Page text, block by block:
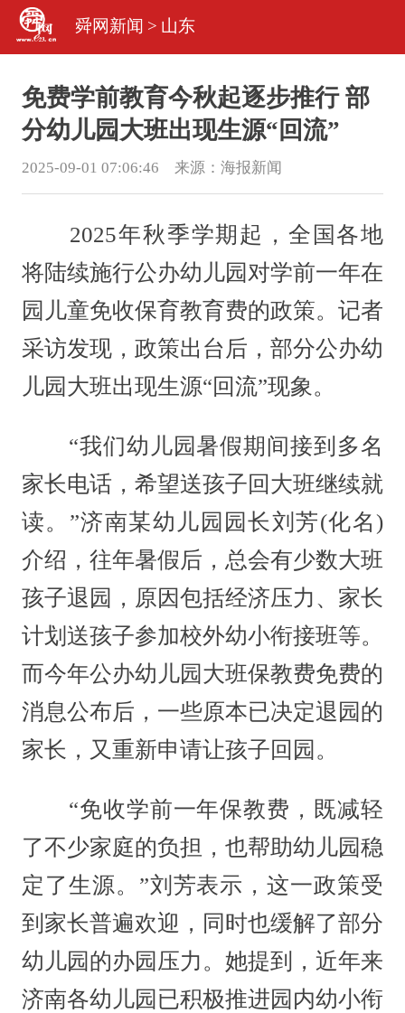
舜网新闻 > 山东
免费学前教育今秋起逐步推行 部
分幼儿园大班出现生源“回流”
2025-09-01 07:06:46 来源： 海报新闻
2025年秋季学期起，全国各地
将陆续施行公办幼儿园对学前一年在
园儿童免收保育教育费的政策。记者
采访发现，政策出台后，部分公办幼
儿园大班出现生源“回流”现象。
“我们幼儿园暑假期间接到多名
家长电话，希望送孩子回大班继续就
读。”济南某幼儿园园长刘芳(化名)
介绍，往年暑假后，总会有少数大班
孩子退园，原因包括经济压力、家长
计划送孩子参加校外幼小衔接班等。
而今年公办幼儿园大班保教费免费的
消息公布后，一些原本已决定退园的
家长，又重新申请让孩子回园。
“免收学前一年保教费，既减轻
了不少家庭的负担，也帮助幼儿园稳
定了生源。”刘芳表示，这一政策受
到家长普遍欢迎，同时也缓解了部分
幼儿园的办园压力。她提到，近年来
济南各幼儿园已积极推进园内幼小衔